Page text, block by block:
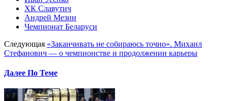
ХК Славутич
Андрей Мезин
Чемпионат Беларуси
Следующая «Заканчивать не собираюсь точно». Михаил
Стефанович — о чемпионстве и продолжении карьеры
Далее По Теме